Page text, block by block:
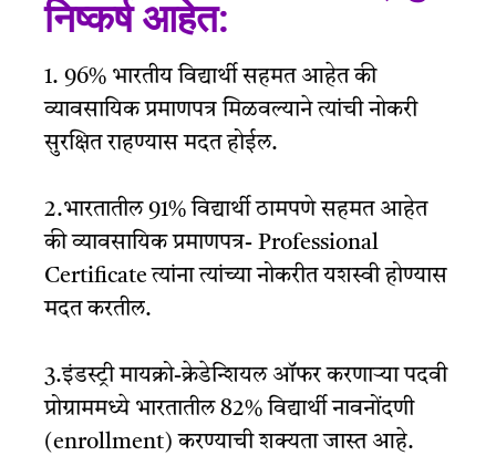
निष्कर्ष आहेत:
1. 96% भारतीय विद्यार्थी सहमत आहेत की
व्यावसायिक प्रमाणपत्र मिळवल्याने त्यांची नोकरी
सुरक्षित राहण्यास मदत होईल.
2.भारतातील 91% विद्यार्थी ठामपणे सहमत आहेत
की व्यावसायिक प्रमाणपत्र- Professional
Certificate त्यांना त्यांच्या नोकरीत यशस्वी होण्यास
मदत करतील.
3.इंडस्ट्री मायक्रो-क्रेडेन्शियल ऑफर करणाऱ्या पदवी
प्रोग्राममध्ये भारतातील 82% विद्यार्थी नावनोंदणी
(enrollment) करण्याची शक्यता जास्त आहे.